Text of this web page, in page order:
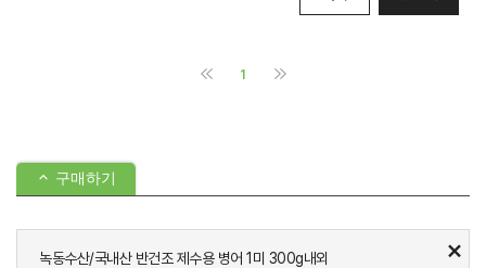
구매하기
녹동수산/국내산 반건조 제수용 병어 1미 300g내외